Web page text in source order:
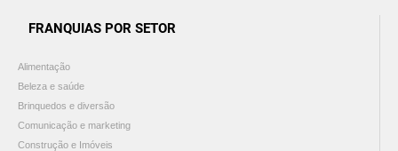
FRANQUIAS POR SETOR
Alimentação
Beleza e saúde
Brinquedos e diversão
Comunicação e marketing
Construção e Imóveis